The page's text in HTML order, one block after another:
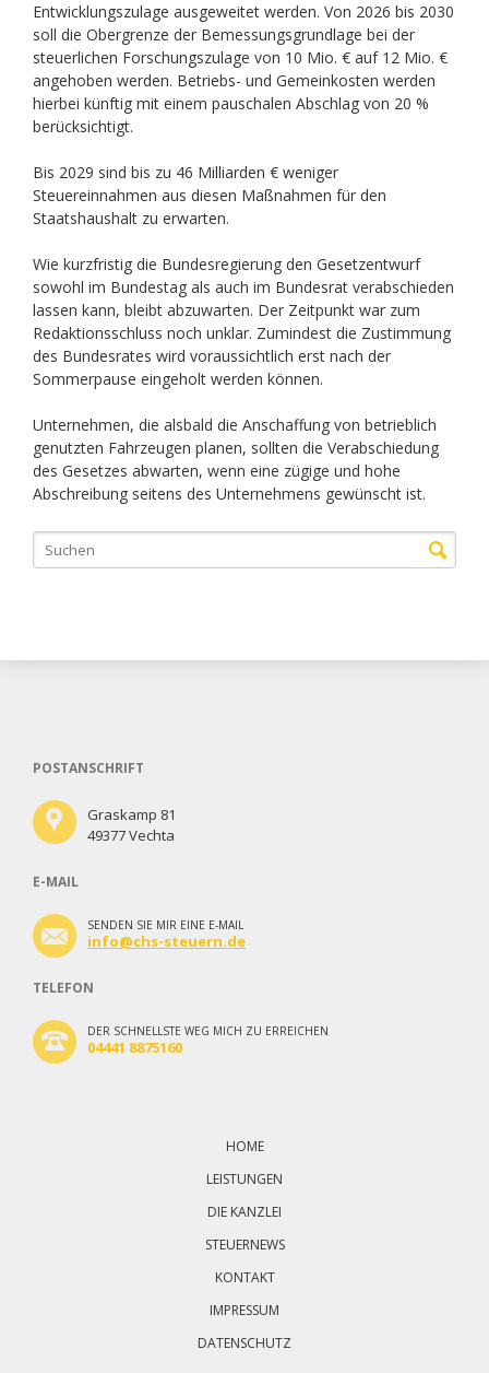
Entwicklungszulage ausgeweitet werden. Von 2026 bis 2030
soll die Obergrenze der Bemessungsgrundlage bei der
steuerlichen Forschungszulage von 10 Mio. € auf 12 Mio. €
angehoben werden. Betriebs- und Gemeinkosten werden
hierbei künftig mit einem pauschalen Abschlag von 20 %
berücksichtigt.
Bis 2029 sind bis zu 46 Milliarden € weniger
Steuereinnahmen aus diesen Maßnahmen für den
Staatshaushalt zu erwarten.
Wie kurzfristig die Bundesregierung den Gesetzentwurf
sowohl im Bundestag als auch im Bundesrat verabschieden
lassen kann, bleibt abzuwarten. Der Zeitpunkt war zum
Redaktionsschluss noch unklar. Zumindest die Zustimmung
des Bundesrates wird voraussichtlich erst nach der
Sommerpause eingeholt werden können.
Unternehmen, die alsbald die Anschaffung von betrieblich
genutzten Fahrzeugen planen, sollten die Verabschiedung
des Gesetzes abwarten, wenn eine zügige und hohe
Abschreibung seitens des Unternehmens gewünscht ist.
POSTANSCHRIFT
Graskamp 81
49377 Vechta
E-MAIL
SENDEN SIE MIR EINE E-MAIL
info@chs-steuern.de
TELEFON
DER SCHNELLSTE WEG MICH ZU ERREICHEN
04441 8875160
HOME
LEISTUNGEN
DIE KANZLEI
STEUERNEWS
KONTAKT
IMPRESSUM
DATENSCHUTZ